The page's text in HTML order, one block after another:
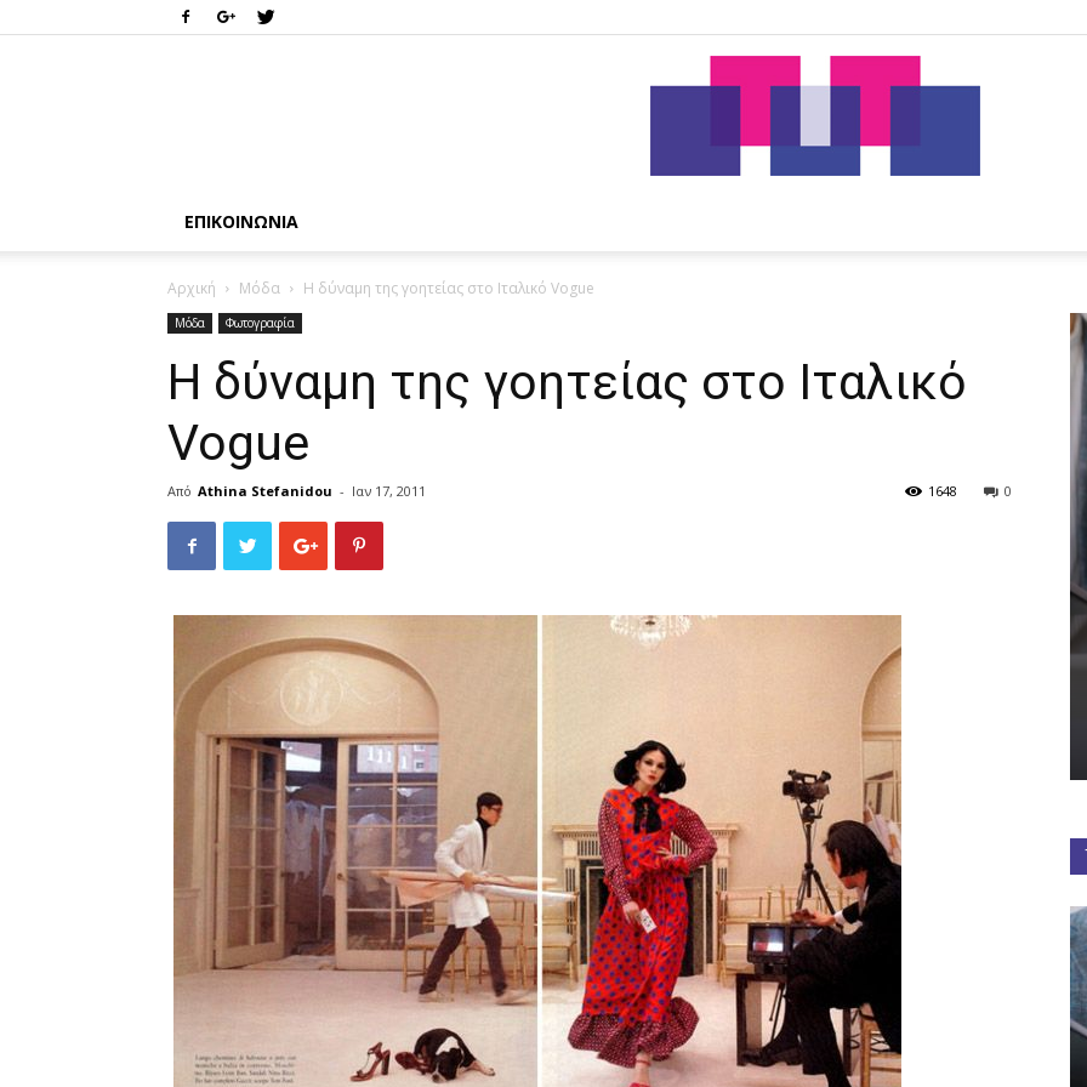
ΕΠΙΚΟΙΝΩΝΊΑ
Αρχική Μόδα Η δύναμη της γοητείας στο Ιταλικό Vogue
Μόδα Φωτογραφία
Η δύναμη της γοητείας στο Ιταλικό
Vogue
Από Athina Stefanidou - Ιαν 17, 2011 0
1648